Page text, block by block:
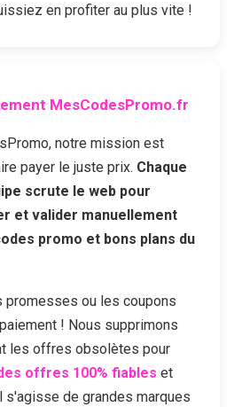
en profiter au plus vite !
MesCodesPromo.fr
notre mission est
payer le juste prix. Chaque
scrute le web pour
et valider manuellement
promo et bons plans du
promesses ou les coupons
! Nous supprimons
les offres obsolètes pour
offres 100% fiables et
s'agisse de grandes marques